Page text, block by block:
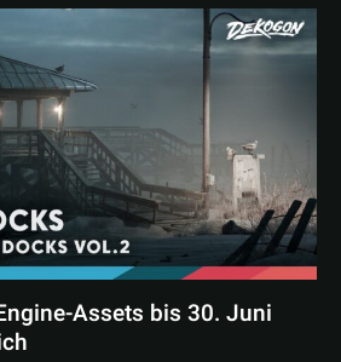
Assets bis 30. Juni